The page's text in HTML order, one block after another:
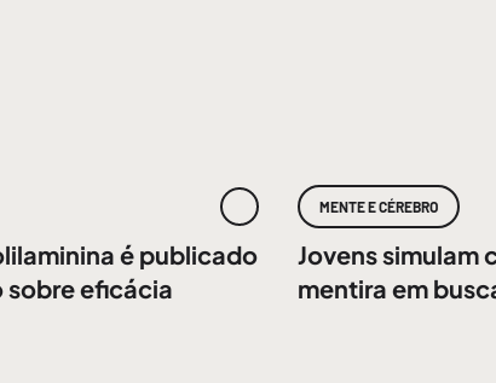
é publicado
eficácia
MENTE E CÉREBRO
Jovens simulam
mentira em